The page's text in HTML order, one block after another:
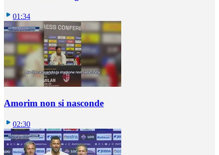
01:34
Amorim non si nasconde
02:30